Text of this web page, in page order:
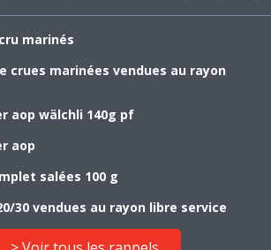
marinés
crues marinées vendues au rayon
aop wälchli 140g pf
aop
salées 100 g
30 vendues au rayon libre service